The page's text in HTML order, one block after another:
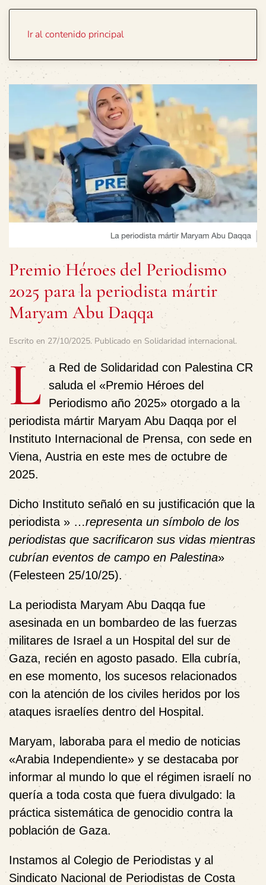
Ir al contenido principal
Premio Héroes del Periodismo
2025 para la periodista mártir
Maryam Abu Daqqa
Escrito en 27/10/2025. Publicado en Solidaridad internacional.
L a Red de Solidaridad con Palestina CR
saluda el «Premio Héroes del
Periodismo año 2025» otorgado a la
periodista mártir Maryam Abu Daqqa por el
Instituto Internacional de Prensa, con sede en
Viena, Austria en este mes de octubre de
2025.
Dicho Instituto señaló en su justificación que la
periodista » …representa un símbolo de los
periodistas que sacrificaron sus vidas mientras
cubrían eventos de campo en Palestina»
(Felesteen 25/10/25).
La periodista Maryam Abu Daqqa fue
asesinada en un bombardeo de las fuerzas
militares de Israel a un Hospital del sur de
Gaza, recién en agosto pasado. Ella cubría,
en ese momento, los sucesos relacionados
con la atención de los civiles heridos por los
ataques israelíes dentro del Hospital.
Maryam, laboraba para el medio de noticias
«Arabia Independiente» y se destacaba por
informar al mundo lo que el régimen israelí no
quería a toda costa que fuera divulgado: la
práctica sistemática de genocidio contra la
población de Gaza.
Instamos al Colegio de Periodistas y al
Sindicato Nacional de Periodistas de Costa